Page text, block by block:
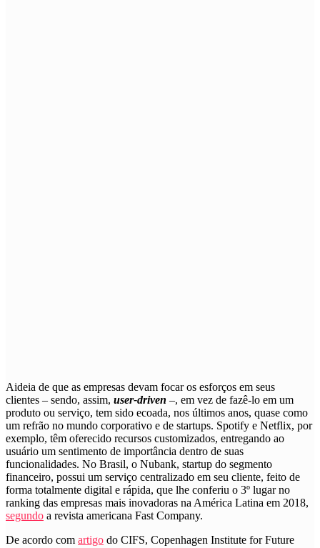
Aideia de que as empresas devam focar os esforços em seus
clientes – sendo, assim, user-driven –, em vez de fazê-lo em um
produto ou serviço, tem sido ecoada, nos últimos anos, quase como
um refrão no mundo corporativo e de startups. Spotify e Netflix, por
exemplo, têm oferecido recursos customizados, entregando ao
usuário um sentimento de importância dentro de suas
funcionalidades. No Brasil, o Nubank, startup do segmento
financeiro, possui um serviço centralizado em seu cliente, feito de
forma totalmente digital e rápida, que lhe conferiu o 3º lugar no
ranking das empresas mais inovadoras na América Latina em 2018,
segundo a revista americana Fast Company.
De acordo com artigo do CIFS, Copenhagen Institute for Future